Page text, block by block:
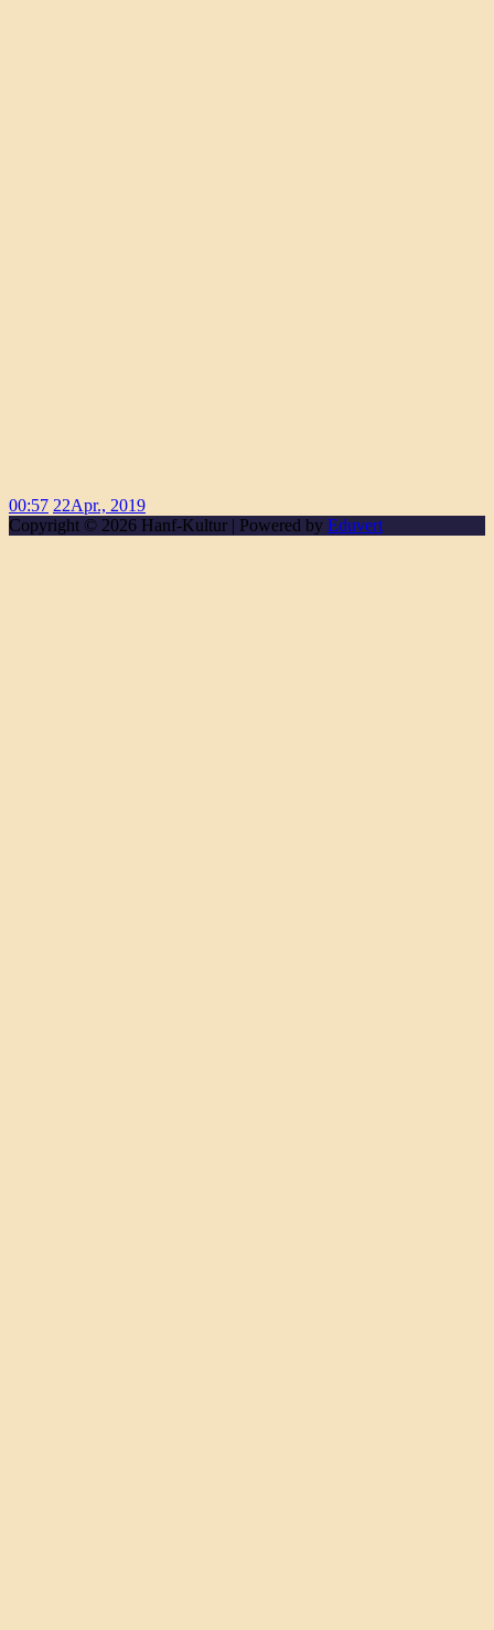
00:57 22Apr., 2019
Copyright © 2026 Hanf-Kultur | Powered by Eduvert